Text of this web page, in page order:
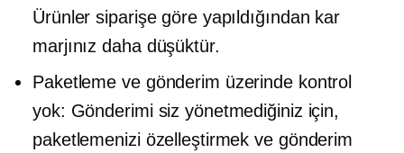
Ürünler siparişe göre yapıldığından kar
marjınız daha düşüktür.
Paketleme ve gönderim üzerinde kontrol
yok: Gönderimi siz yönetmediğiniz için,
paketlemenizi özelleştirmek ve gönderim